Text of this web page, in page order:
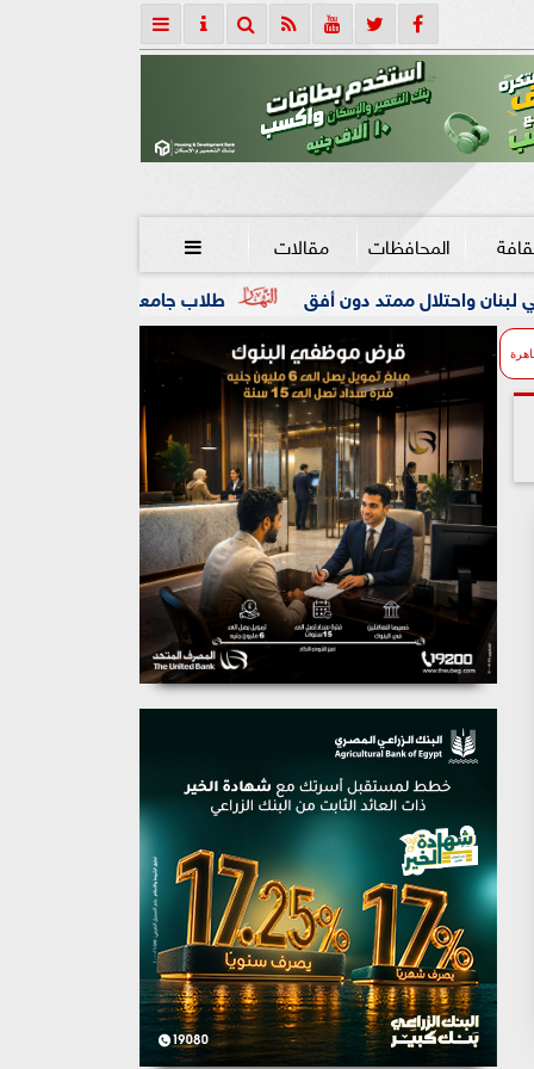
المحافظات مقالات 
طلاب جامعة المنوفية داخل «الكلية الجوية».. أفق